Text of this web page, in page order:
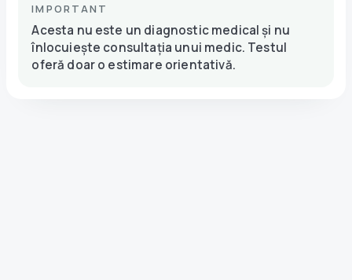
IMPORTANT
Acesta nu este un diagnostic medical și nu
înlocuiește consultația unui medic. Testul
oferă doar o estimare orientativă.